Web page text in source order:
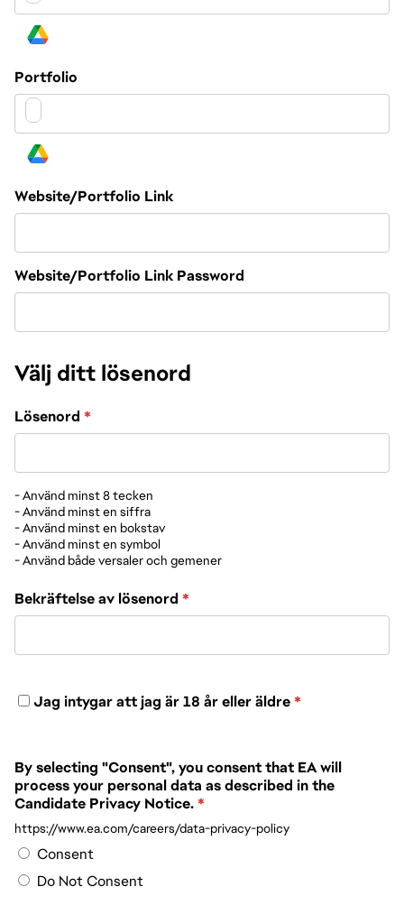
Google Drive
Portfolio
Google Drive
Website/Portfolio Link
Website/Portfolio Link Password
Välj ditt lösenord
Lösenord *
- Använd minst 8 tecken
- Använd minst en siffra
- Använd minst en bokstav
- Använd minst en symbol
- Använd både versaler och gemener
Bekräftelse av lösenord *
Jag intygar att jag är 18 år eller äldre*
By selecting "Consent", you consent that EA will
process your personal data as described in the
Candidate Privacy Notice.*
https://www.ea.com/careers/data-privacy-policy
Consent
Do Not Consent